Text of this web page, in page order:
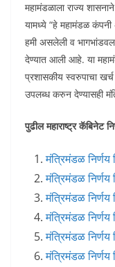
महामंडळाला राज्य
यामध्ये “हे महामंडळ
हमी असलेली व
देण्यात आली आहे. या
प्रशासकीय स्वरुपाचा खर्च
उपलब्ध करुन देण्यासही
पुढील महाराष्ट्र
मंत्रिमंडळ
मंत्रिमंडळ
मंत्रिमंडळ
मंत्रिमंडळ
मंत्रिमंडळ
मंत्रिमंडळ